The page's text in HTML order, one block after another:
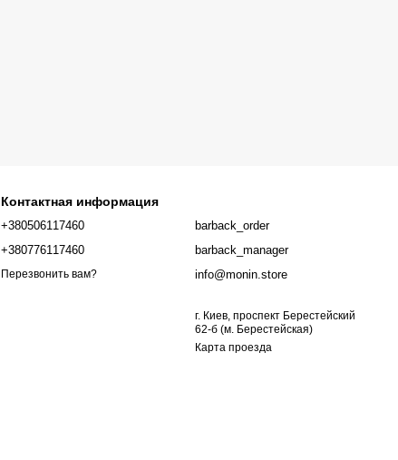
Контактная информация
+380506117460
+380776117460
Перезвонить вам?
barback_order
barback_manager
info@monin.store
г. Киев, проспект Берестейский
62-б (м. Берестейская)
Карта проезда